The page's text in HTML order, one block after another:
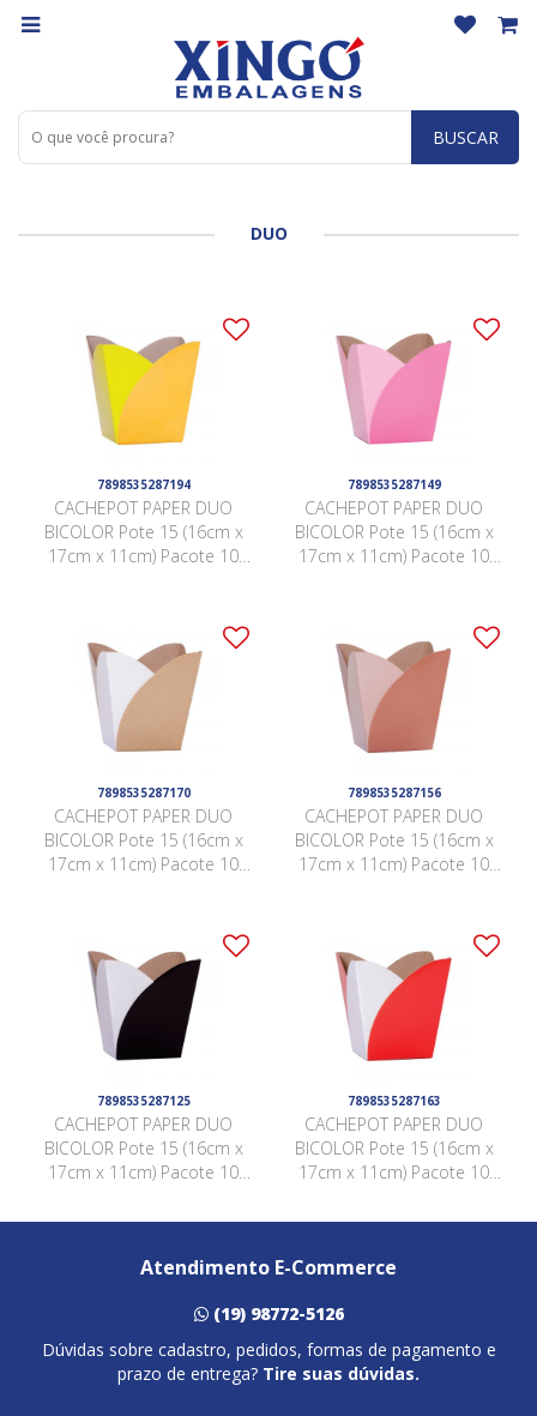
BUSCAR
DUO
7898535287194
CACHEPOT PAPER DUO
BICOLOR Pote 15 (16cm x
17cm x 11cm) Pacote 10
7898535287149
CACHEPOT PAPER DUO
BICOLOR Pote 15 (16cm x
17cm x 11cm) Pacote 10
7898535287170
CACHEPOT PAPER DUO
BICOLOR Pote 15 (16cm x
17cm x 11cm) Pacote 10
7898535287156
CACHEPOT PAPER DUO
BICOLOR Pote 15 (16cm x
17cm x 11cm) Pacote 10
7898535287125
CACHEPOT PAPER DUO
BICOLOR Pote 15 (16cm x
17cm x 11cm) Pacote 10
7898535287163
CACHEPOT PAPER DUO
BICOLOR Pote 15 (16cm x
17cm x 11cm) Pacote 10
Atendimento E-Commerce
(19) 98772-5126
Dúvidas sobre cadastro, pedidos, formas de pagamento e
prazo de entrega? Tire suas dúvidas.